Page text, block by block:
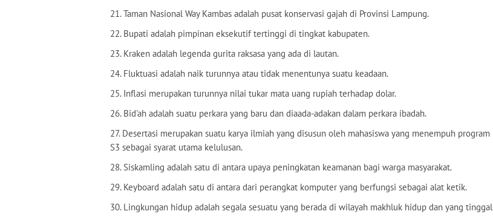
21. Taman Nasional Way Kambas adalah pusat konservasi gajah di Provinsi Lampung.
22. Bupati adalah pimpinan eksekutif tertinggi di tingkat kabupaten.
23. Kraken adalah legenda gurita raksasa yang ada di lautan.
24. Fluktuasi adalah naik turunnya atau tidak menentunya suatu keadaan.
25. Inflasi merupakan turunnya nilai tukar mata uang rupiah terhadap dolar.
26. Bid'ah adalah suatu perkara yang baru dan diaada-adakan dalam perkara ibadah.
27. Desertasi merupakan suatu karya ilmiah yang disusun oleh mahasiswa yang menempuh program
S3 sebagai syarat utama kelulusan.
28. Siskamling adalah satu di antara upaya peningkatan keamanan bagi warga masyarakat.
29. Keyboard adalah satu di antara dari perangkat komputer yang berfungsi sebagai alat ketik.
30. Lingkungan hidup adalah segala sesuatu yang berada di wilayah makhluk hidup dan yang tinggal